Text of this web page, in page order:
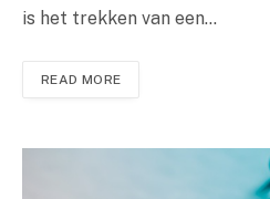
is het trekken van een…
READ MORE